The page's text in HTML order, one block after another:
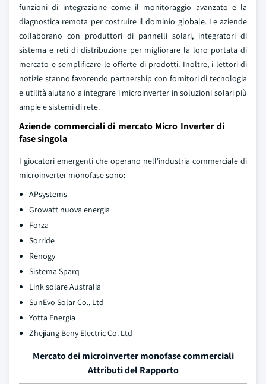
funzioni di integrazione come il monitoraggio avanzato e la
diagnostica remota per costruire il dominio globale. Le aziende
collaborano con produttori di pannelli solari, integratori di
sistema e reti di distribuzione per migliorare la loro portata di
mercato e semplificare le offerte di prodotti. Inoltre, i lettori di
notizie stanno favorendo partnership con fornitori di tecnologia
e utilità aiutano a integrare i microinverter in soluzioni solari più
ampie e sistemi di rete.
Aziende commerciali di mercato Micro Inverter di
fase singola
I giocatori emergenti che operano nell'industria commerciale di
microinverter monofase sono:
APsystems
Growatt nuova energia
Forza
Sorride
Renogy
Sistema Sparq
Link solare Australia
SunEvo Solar Co., Ltd
Yotta Energia
Zhejiang Beny Electric Co. Ltd
Mercato dei microinverter monofase commerciali
Attributi del Rapporto